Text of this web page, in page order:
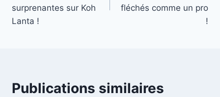
l’article
surprenantes sur Koh
Lanta !
fléchés comme un pro
!
Publications similaires